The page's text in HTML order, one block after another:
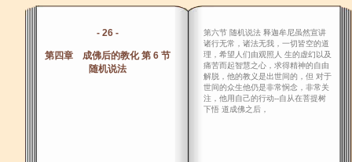
- 26 -
第四章 成佛后的教化 第 6 节
随机说法
第六节 随机说法 释迦牟尼虽然宣讲
诸行无常，诸法无我，一切皆空的道
理，希望人们由观照人 生的虚幻以及
痛苦而起智慧之心，求得精神的自由
解脱，他的教义是出世间的，但 对于
世间的众生他仍是非常悯念，非常关
注，他用自己的行动--自从在菩提树
下悟 道成佛之后，